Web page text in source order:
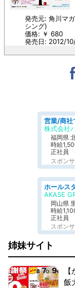
発売元: 角川マ
シング)
価格: ￥ 680
発売日: 2012/
株式会社
福岡県
時給
正社員
スポン
AKASE
岡山県
時給
正社員
スポン
姉妹サイト
飯